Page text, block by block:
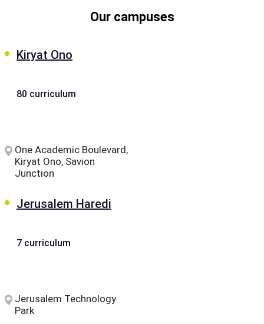
Our campuses
Kiryat Ono
80 curriculum
One Academic Boulevard,
Kiryat Ono, Savion
Junction
Jerusalem Haredi
7 curriculum
Jerusalem Technology
Park